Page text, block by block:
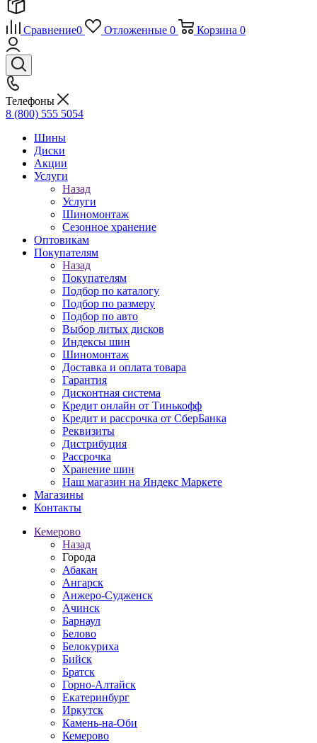
Сравнение0 Отложенные 0 Корзина 0
Телефоны
8 (800) 555 5054
Шины
Диски
Акции
Услуги
Назад
Услуги
Шиномонтаж
Сезонное хранение
Оптовикам
Покупателям
Назад
Покупателям
Подбор по каталогу
Подбор по размеру
Подбор по авто
Выбор литых дисков
Индексы шин
Шиномонтаж
Доставка и оплата товара
Гарантия
Дисконтная система
Кредит онлайн от Тинькофф
Кредит и рассрочка от СберБанка
Реквизиты
Дистрибуция
Рассрочка
Хранение шин
Наш магазин на Яндекс Маркете
Магазины
Контакты
Кемерово
Назад
Города
Абакан
Ангарск
Анжеро-Судженск
Ачинск
Барнаул
Белово
Белокуриха
Бийск
Братск
Горно-Алтайск
Екатеринбург
Иркутск
Камень-на-Оби
Кемерово